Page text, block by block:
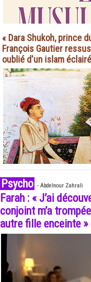
« Dara Shukoh, prince
François Gautier
oublié d'un islam éclairé
Psycho - Abdelnour Zahrali
Farah : « J’ai
conjoint m’a
autre fille enceinte »